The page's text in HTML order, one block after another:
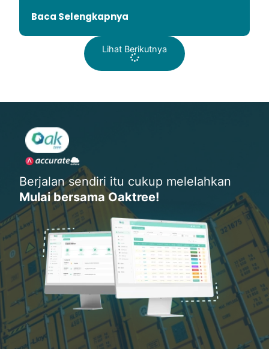
Baca Selengkapnya
Lihat Berikutnya
Berjalan sendiri itu cukup melelahkan
Mulai bersama Oaktree!